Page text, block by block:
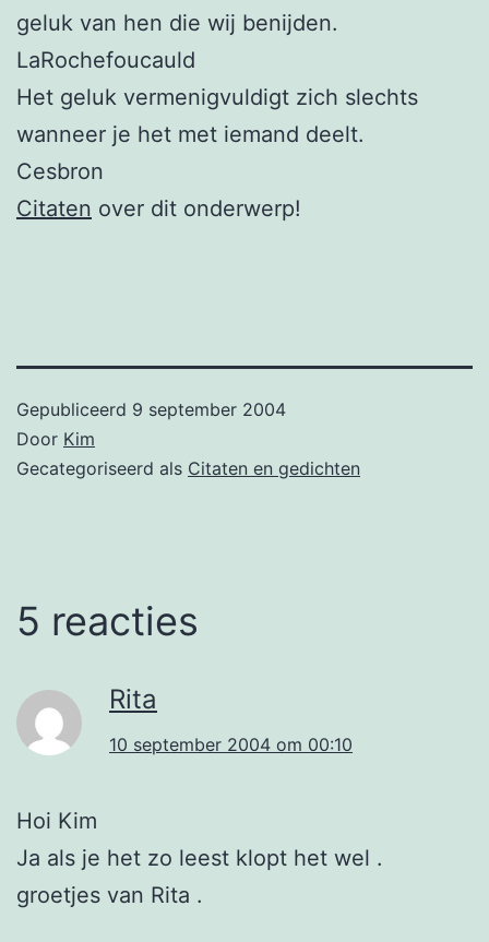
geluk van hen die wij benijden.
LaRochefoucauld
Het geluk vermenigvuldigt zich slechts
wanneer je het met iemand deelt.
Cesbron
Citaten over dit onderwerp!
Gepubliceerd 9 september 2004
Door Kim
Gecategoriseerd als Citaten en gedichten
5 reacties
Rita
10 september 2004 om 00:10
Hoi Kim
Ja als je het zo leest klopt het wel .
groetjes van Rita .